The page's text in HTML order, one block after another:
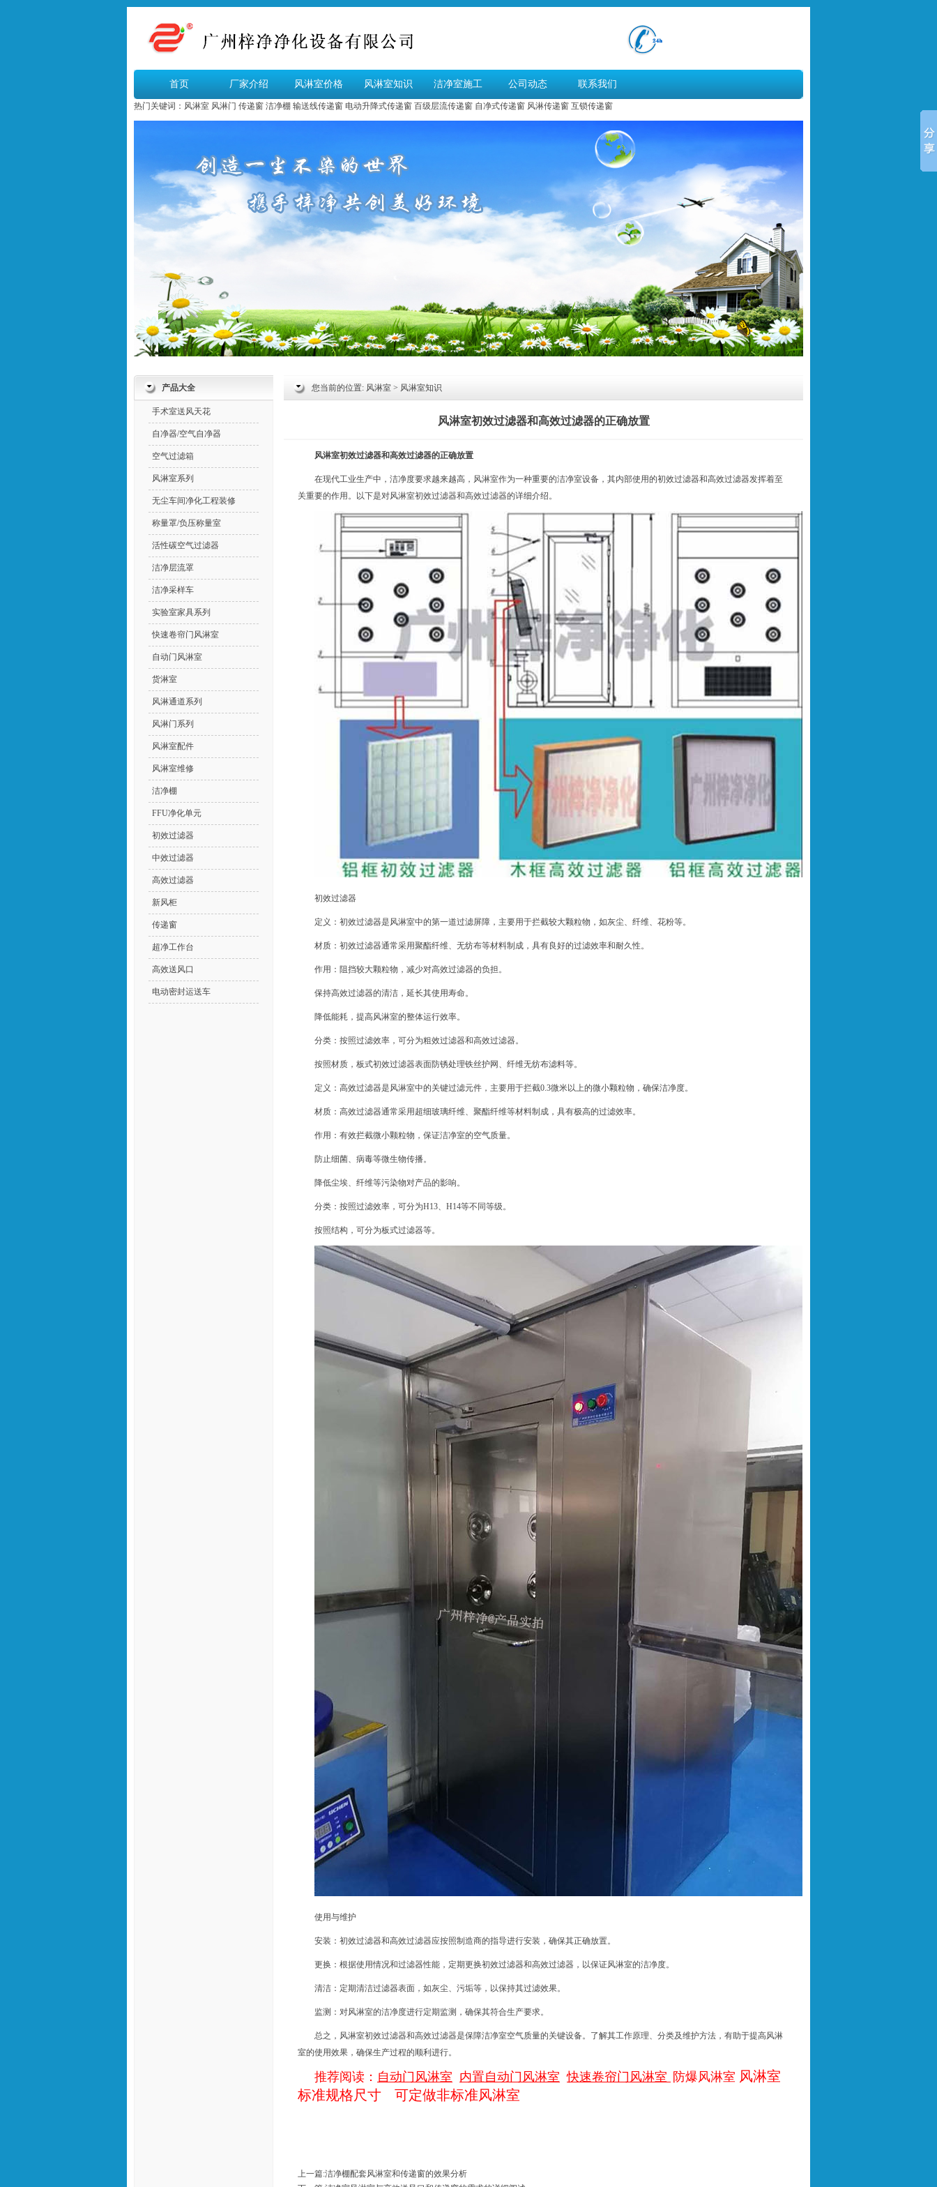
首页 厂家介绍 风淋室价格 风淋室知识 洁净室施工 公司动态 联系我们
热门关键词： 风淋室 风淋门 传递窗 洁净棚 输送线传递窗 电动升降式传递窗 百级层流传递窗 自净式传递窗 风淋传递窗 互锁传递窗
您当前的位置: 风淋室 > 风淋室知识
风淋室初效过滤器和高效过滤器的正确放置
风淋室初效过滤器和高效过滤器的正确放置
在现代工业生产中，洁净度要求越来越高， 风淋室作为一种重要的洁净室设备，其内部使用的初效过滤器和高效过滤器发挥着至
关重要的作用。以下是对风淋室初效过滤器和高效过滤器的详细介绍。
初效过滤器
定义： 初效过滤器是风淋室中的第一道过滤屏障，主要用于拦截较大颗粒物，如灰尘、纤维、花粉等。
材质：初效过滤器通常采用聚酯纤维、无纺布等材料制成，具有良好的过滤效率和耐久性。
作用：阻挡较大颗粒物，减少对高效过滤器的负担。
保持高效过滤器的清洁，延长其使用寿命。
降低能耗，提高风淋室的整体运行效率。
分类：按照过滤效率，可分为粗效过滤器和高效过滤器。
按照材质，板式初效过滤器表面防锈处理铁丝护网、纤维无纺布滤料等。
定义： 高效过滤器是风淋室中的关键过滤元件，主要用于拦截0.3微米以上的微小颗粒物，确保洁净度。
材质：高效过滤器通常采用超细玻璃纤维、聚酯纤维等材料制成，具有极高的过滤效率。
作用：有效拦截微小颗粒物，保证洁净室的空气质量。
防止细菌、病毒等微生物传播。
降低尘埃、纤维等污染物对产品的影响。
分类：按照过滤效率，可分为H13、H14等不同等级。
按照结构，可分为板式过滤器等。
使用与维护
安装：初效过滤器和高效过滤器应按照制造商的指导进行安装，确保其正确放置。
更换：根据使用情况和过滤器性能，定期更换初效过滤器和高效过滤器，以保证风淋室的洁净度。
清洁：定期清洁过滤器表面，如灰尘、污垢等，以保持其过滤效果。
监测：对风淋室的洁净度进行定期监测，确保其符合生产要求。
总之，风淋室初效过滤器和高效过滤器是保障洁净室空气质量的关键设备。了解其工作原理、分类及维护方法，有助于提高风淋
室的使用效果，确保生产过程的顺利进行。
推荐阅读： 自动门风淋室 内置自动门风淋室 快速卷帘门风淋室 防爆风淋室 风淋室
标准规格尺寸
可定做非标准风淋室
上一篇:洁净棚配套风淋室和传递窗的效果分析
产品大全
手术室送风天花
自净器/空气自净器
空气过滤箱
风淋室系列
无尘车间净化工程装修
称量罩/负压称量室
活性碳空气过滤器
洁净层流罩
洁净采样车
实验室家具系列
快速卷帘门风淋室
自动门风淋室
货淋室
风淋通道系列
风淋门系列
风淋室配件
风淋室维修
洁净棚
FFU净化单元
初效过滤器
中效过滤器
高效过滤器
新风柜
传递窗
超净工作台
高效送风口
电动密封运送车